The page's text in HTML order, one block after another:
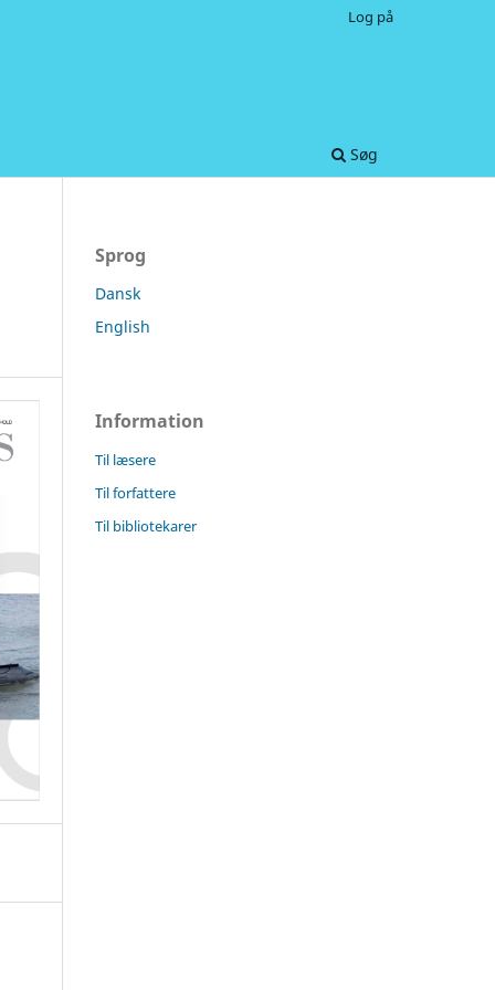
Søg
Log på
Sprog
Dansk
English
Information
Til læsere
Til forfattere
Til bibliotekarer